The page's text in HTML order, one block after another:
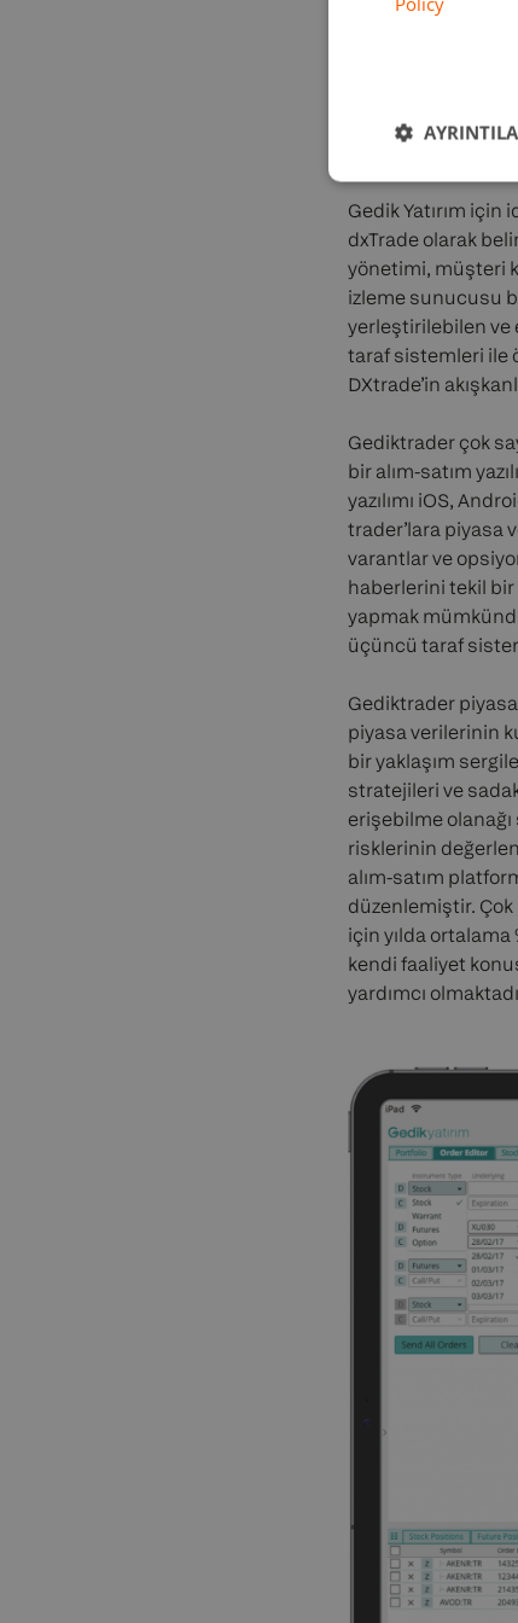
Onur
Çözüm
Gedik Yatırım
dxTrade olarak
yönetimi, müşteri
izleme sunucusu
yerleştirilebilen ve
taraf sistemleri ile
DXtrade’in
Gediktrader çok
bir alım-satım
yazılımı iOS,
trader’lara piyasa
varantlar ve
haberlerini tekil bir
yapmak
üçüncü taraf
Gediktrader piyasa
piyasa verilerinin
bir yaklaşım
stratejileri ve
erişebilme
risklerinin
alım-satım
düzenlemiştir. Çok
için yılda ortalama
kendi faaliyet
yardımcı